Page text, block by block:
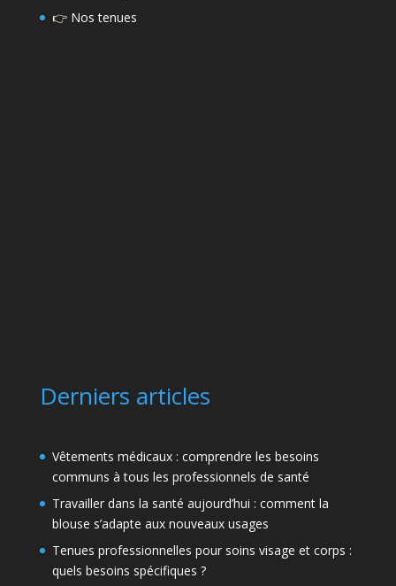
👉 Nos tenues
Derniers articles
Vêtements médicaux : comprendre les besoins
communs à tous les professionnels de santé
Travailler dans la santé aujourd’hui : comment la
blouse s’adapte aux nouveaux usages
Tenues professionnelles pour soins visage et corps :
quels besoins spécifiques ?